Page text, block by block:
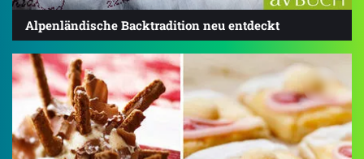
Alpenländische Backtradition neu entdeckt